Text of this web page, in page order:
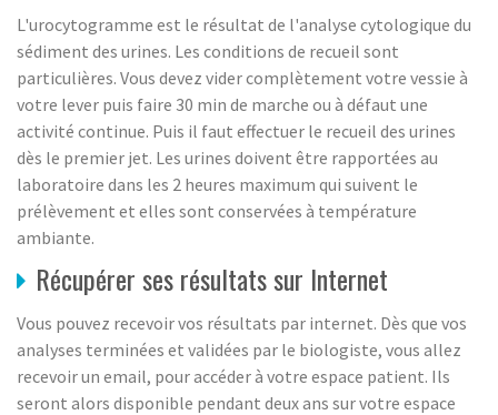
L'urocytogramme est le résultat de l'analyse cytologique du
sédiment des urines. Les conditions de recueil sont
particulières. Vous devez vider complètement votre vessie à
votre lever puis faire 30 min de marche ou à défaut une
activité continue. Puis il faut effectuer le recueil des urines
dès le premier jet. Les urines doivent être rapportées au
laboratoire dans les 2 heures maximum qui suivent le
prélèvement et elles sont conservées à température
ambiante.
Récupérer ses résultats sur Internet
Vous pouvez recevoir vos résultats par internet. Dès que vos
analyses terminées et validées par le biologiste, vous allez
recevoir un email, pour accéder à votre espace patient. Ils
seront alors disponible pendant deux ans sur votre espace